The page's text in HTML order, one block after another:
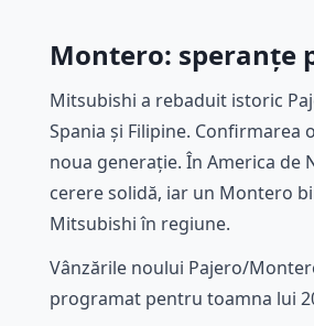
Montero: speranțe
Mitsubishi a rebaduit istoric
Spania și Filipine. Confirmarea
noua generație. În America de
cerere solidă, iar un Montero
Mitsubishi în regiune.
Vânzările noului Pajero/
programat pentru toamna lui